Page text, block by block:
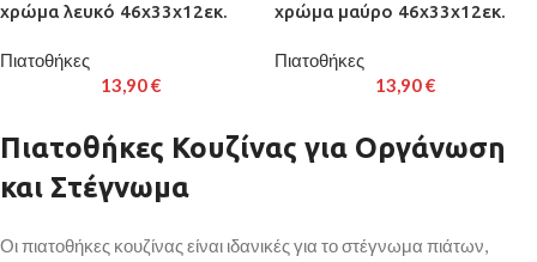
χρώμα λευκό 46x33x12εκ.
Πιατοθήκες
13,90€
χρώμα μαύρο 46x33x12εκ.
Πιατοθήκες
13,90€
Πιατοθήκες Κουζίνας για Οργάνωση
και Στέγνωμα
Οι πιατοθήκες κουζίνας είναι ιδανικές για το στέγνωμα πιάτων,